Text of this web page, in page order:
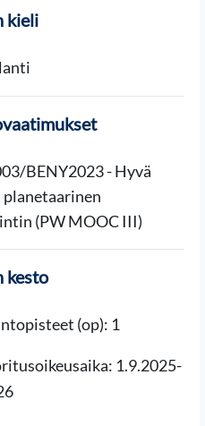
kieli
BENY2023 - Hyvä
planetaarinen
(PW MOOC III)
kesto
(op): 1
1.9.2025-